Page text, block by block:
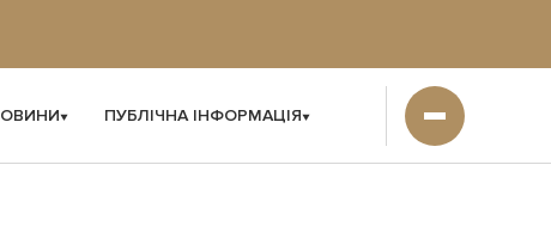
ПУБЛІЧНА ІНФОРМАЦІЯ